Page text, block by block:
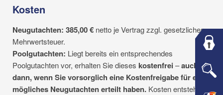
Kosten
Neugutachten: 385,00 € netto je Vertrag zzgl. gesetzlicher
Mehrwertsteuer.
Poolgutachten: Liegt bereits ein entsprechendes
Poolgutachten vor, erhalten Sie dieses kostenfrei –auch
dann, wenn Sie vorsorglich eine Kostenfreigabe für ein
mögliches Neugutachten erteilt haben. Kosten entstehen